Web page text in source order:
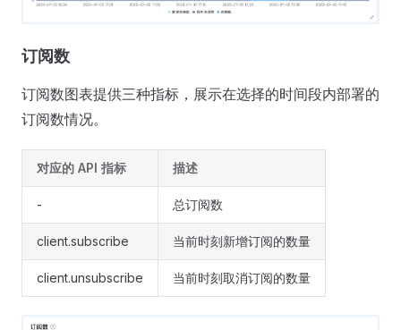
订阅数
订阅数图表提供三种指标，展示在选择的时间段内部署的
订阅数情况。
对应的 API 指标 描述
- 总订阅数
client.subscribe 当前时刻新增订阅的数量
client.unsubscribe 当前时刻取消订阅的数量